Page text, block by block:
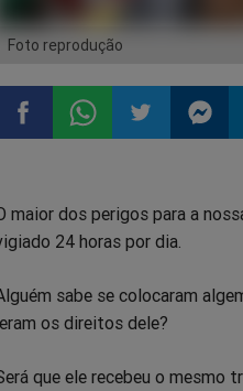
Foto reprodução
no
no
no
no
maior dos perigos para a
24 horas por dia.
sabe se colocaram
os direitos dele?
que ele recebeu o mesmo